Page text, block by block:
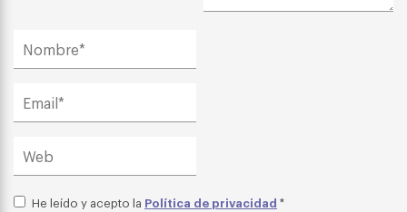
He leído y acepto la Política de privacidad *